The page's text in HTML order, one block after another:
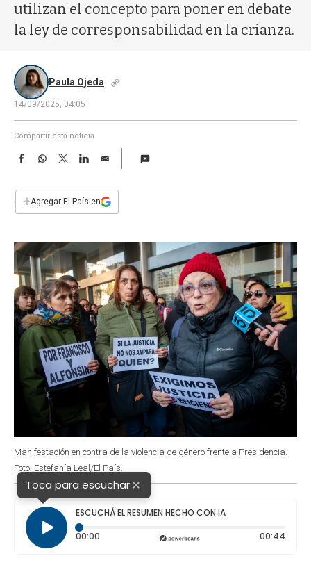
utilizan el concepto para poner en debate
la ley de corresponsabilidad en la crianza.
Paula Ojeda
14/09/2025, 04:05
Compartir esta noticia
F
e
b
k
W
s
p
T
w
t
L
n
E
i
l
+Agregar El País en
Manifestación en contra de la violencia de género frente a Presidencia.
Foto: Estefanía Leal/El País.
Toca para escuchar×
ESCUCHÁ EL RESUMEN HECHO CON IA
00:00 Tiempo transcurrido: 0 segundos 00:44